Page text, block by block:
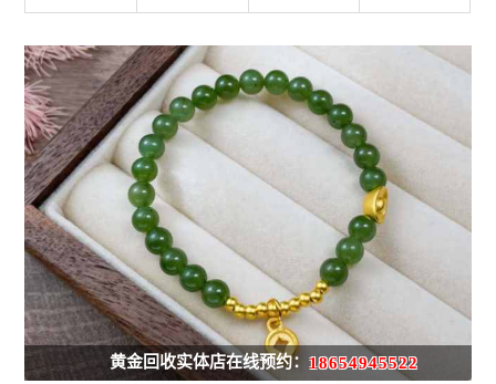
黄金回收实体店在线预约：18654945522